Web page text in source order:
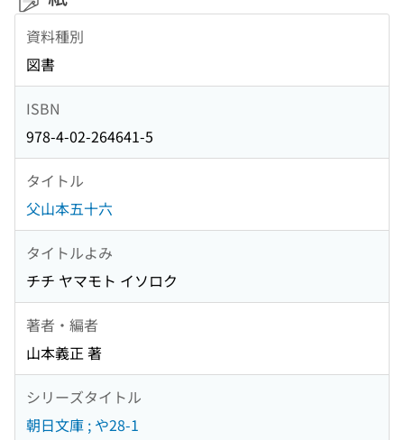
資料種別
図書
ISBN
978-4-02-264641-5
タイトル
父山本五十六
タイトルよみ
チチ ヤマモト イソロク
著者・編者
山本義正 著
シリーズタイトル
朝日文庫 ; や28-1